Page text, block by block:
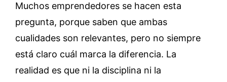
Muchos emprendedores se hacen esta
pregunta, porque saben que ambas
cualidades son relevantes, pero no siempre
está claro cuál marca la diferencia. La
realidad es que ni la disciplina ni la